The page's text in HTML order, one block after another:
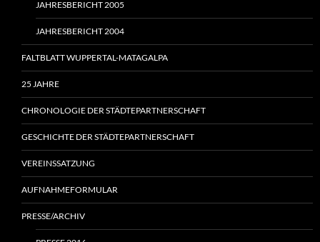
JAHRESBERICHT 2005
JAHRESBERICHT 2004
FALTBLATT WUPPERTAL-MATAGALPA
25 JAHRE
CHRONOLOGIE DER STÄDTEPARTNERSCHAFT
GESCHICHTE DER STÄDTEPARTNERSCHAFT
VEREINSSATZUNG
AUFNAHMEFORMULAR
PRESSE/ARCHIV